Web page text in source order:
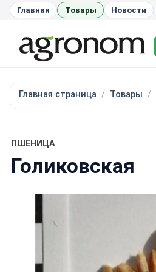
Главная Товары Новости
Главная страница Товары
ПШЕНИЦА
Голиковская